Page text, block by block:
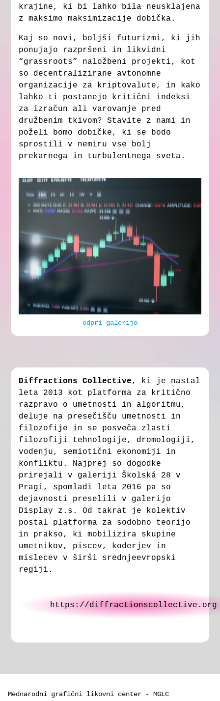
krajine, ki bi lahko bila neusklajena
z maksimo maksimizacije dobička.
Kaj so novi, boljši futurizmi, ki jih
ponujajo razpršeni in likvidni
“grassroots” naložbeni projekti, kot
so decentralizirane avtonomne
organizacije za kriptovalute, in kako
lahko ti postanejo kritični indeksi
za izračun ali varovanje pred
družbenim tkivom? Stavite z nami in
poželi bomo dobičke, ki se bodo
sprostili v nemiru vse bolj
prekarnega in turbulentnega sveta.
odpri galerijo
Diffractions Collective, ki je nastal
leta 2013 kot platforma za kritično
razpravo o umetnosti in algoritmu,
deluje na presečišču umetnosti in
filozofije in se posveča zlasti
filozofiji tehnologije, dromologiji,
vodenju, semiotični ekonomiji in
konfliktu. Najprej so dogodke
prirejali v galeriji Školská 28 v
Pragi, spomladi leta 2016 pa so
dejavnosti preselili v galerijo
Display z.s. Od takrat je kolektiv
postal platforma za sodobno teorijo
in prakso, ki mobilizira skupine
umetnikov, piscev, koderjev in
mislecev v širši srednjeevropski
regiji.
https://diffractionscollective.org
Mednarodni grafični likovni center - MGLC